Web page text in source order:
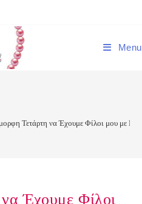
Menu
Τετάρτη να Έχουμε Φίλοι μου με
Έχουμε Φίλοι